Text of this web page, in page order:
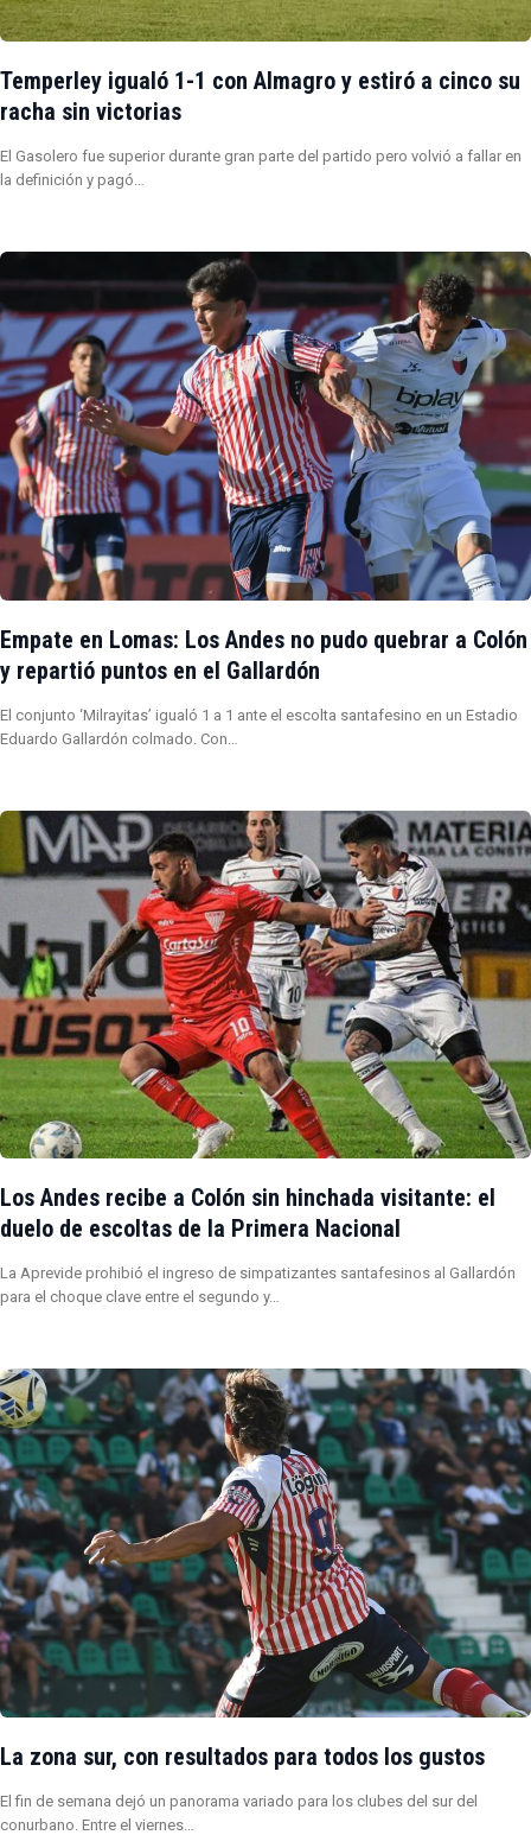
Temperley igualó 1-1 con Almagro y estiró a cinco su
racha sin victorias
El Gasolero fue superior durante gran parte del partido pero volvió a fallar en
la definición y pagó…
Empate en Lomas: Los Andes no pudo quebrar a Colón
y repartió puntos en el Gallardón
El conjunto ‘Milrayitas’ igualó 1 a 1 ante el escolta santafesino en un Estadio
Eduardo Gallardón colmado. Con…
Los Andes recibe a Colón sin hinchada visitante: el
duelo de escoltas de la Primera Nacional
La Aprevide prohibió el ingreso de simpatizantes santafesinos al Gallardón
para el choque clave entre el segundo y…
La zona sur, con resultados para todos los gustos
El fin de semana dejó un panorama variado para los clubes del sur del
conurbano. Entre el viernes…